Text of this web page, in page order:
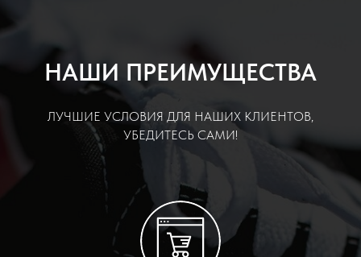
НАШИ ПРЕИМУЩЕСТВА
ЛУЧШИЕ УСЛОВИЯ ДЛЯ НАШИХ КЛИЕНТОВ,
УБЕДИТЕСЬ САМИ!